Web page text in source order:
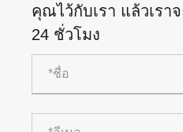
คุณไว้กับเรา แล้วเรา
24 ชั่วโมง